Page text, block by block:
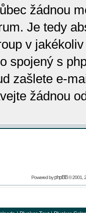
žádnou
Je tedy
v
spojený s
zašlete e-
žádnou
Powered byphpBB© 2001,